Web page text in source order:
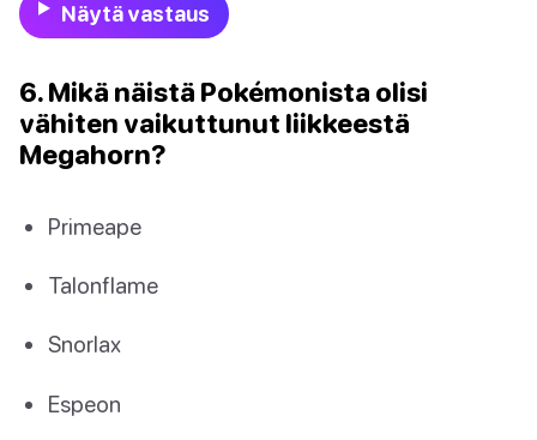
Näytä vastaus
6. Mikä näistä Pokémonista olisi
vähiten vaikuttunut liikkeestä
Megahorn?
Primeape
Talonflame
Snorlax
Espeon